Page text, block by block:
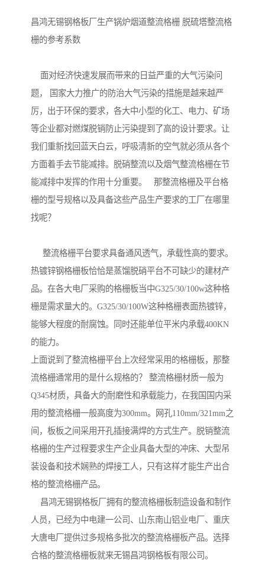
昌鸿无锡钢格板厂生产锅炉烟道整流格栅 脱硫塔整流格
栅的参考系数
面对经济快速发展而带来的日益严重的大气污染问
题， 国家大力推广的防治大气污染的措施是越来越严
厉，出于环保的要求，各大中小型的化工、电力、矿场
等企业都对燃煤脱销防止污染提到了高的设计要求。让
我们重新找回蓝天白云，呼吸清新的空气就必须从各个
方面着手去节能减排。脱硝整流以及烟气整流格栅在节
能减排中发挥的作用十分重要。 那整流格栅及平台格
栅的型号规格以及具备这些产品生产要求的工厂在哪里
找呢？
整流格栅平台要求具备通风透气，承载性高的要求。
热镀锌钢格栅板恰恰是蒸馏脱硝平台不可缺少的建材产
品。在各大电厂采购的格栅板当中G325/30/100w这种格
栅是需求量大的。G325/30/100W这种格栅表面热镀锌，
能够大程度的耐腐蚀。同时还能单位平米内承载400KN
的能力。
上面说到了整流格栅平台上次经常采用的格栅板，那整
流格栅通常用的是什么规格的？ 整流格栅材质一般为
Q345材质，具备大的耐磨性和承载能力，在我国国内采
用的整流格栅一般高度为300mm。网孔110mm/321mm之
间，板板之间采用开孔插接满焊的方式生产。脱销整流
格栅的生产过程要求生产企业具备大型的冲床、大型吊
装设备和技术娴熟的焊接工人，只有这样才能生产出合
格的整流格栅产品。
昌鸿无锡钢格板厂拥有的整流格栅板制造设备和制作
人员，已经为中电建一公司、山东南山铝业电厂、重庆
大唐电厂提供过多规格多批次的整流格栅板产品。选择
合格的整流格栅板就来无锡昌鸿钢格板有限公司。